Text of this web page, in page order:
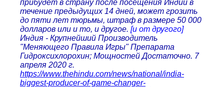
прибудет в страну после посещения Индии в
течение предыдущих 14 дней, может грозить
до пяти лет тюрьмы, штраф в размере 50 000
долларов или и то, и другое. [и от другого]
Индия - Крупнейший Производитель
"Меняющего Правила Игры" Препарата
Гидроксихлорохин; Мощностей Достаточно. 7
апреля 2020 г.
https://www.thehindu.com/news/national/india-
biggest-producer-of-game-changer-